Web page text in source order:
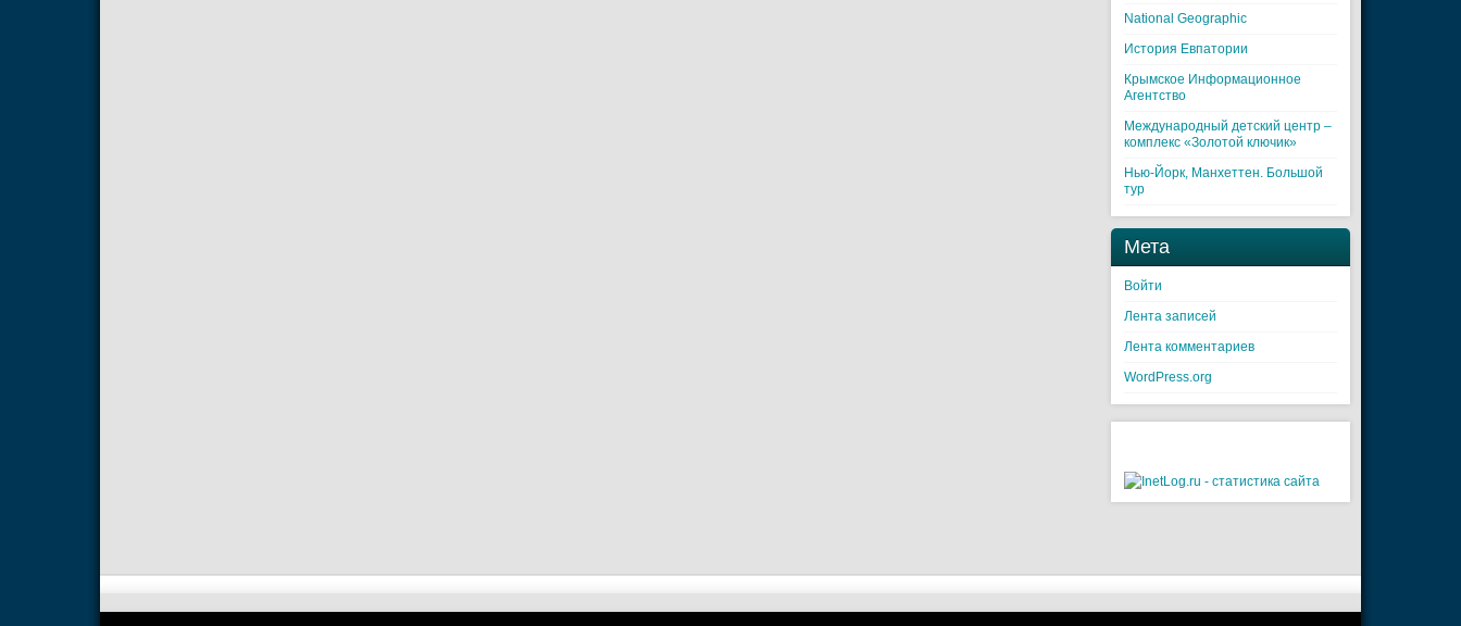
National Geographic
История Евпатории
Крымское Информационное
Агентство
Международный детский центр –
комплекс «Золотой ключик»
Нью-Йорк, Манхеттен. Большой
тур
Мета
Войти
Лента записей
Лента комментариев
WordPress.org